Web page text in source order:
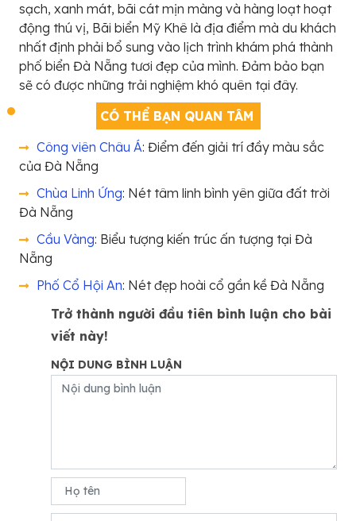
sạch, xanh mát, bãi cát mịn màng và hàng loạt hoạt
động thú vị, Bãi biển Mỹ Khê là địa điểm mà du khách
nhất định phải bổ sung vào lịch trình khám phá thành
phố biển Đà Nẵng tươi đẹp của mình. Đảm bảo bạn
sẽ có được những trải nghiệm khó quên tại đây.
CÓ THỂ BẠN QUAN TÂM
Công viên Châu Á: Điểm đến giải trí đầy màu sắc
của Đà Nẵng
Chùa Linh Ứng: Nét tâm linh bình yên giữa đất trời
Đà Nẵng
Cầu Vàng: Biểu tượng kiến trúc ấn tượng tại Đà
Nẵng
Phố Cổ Hội An: Nét đẹp hoài cổ gần kề Đà Nẵng
Trở thành người đầu tiên bình luận cho bài
viết này!
NỘI DUNG BÌNH LUẬN